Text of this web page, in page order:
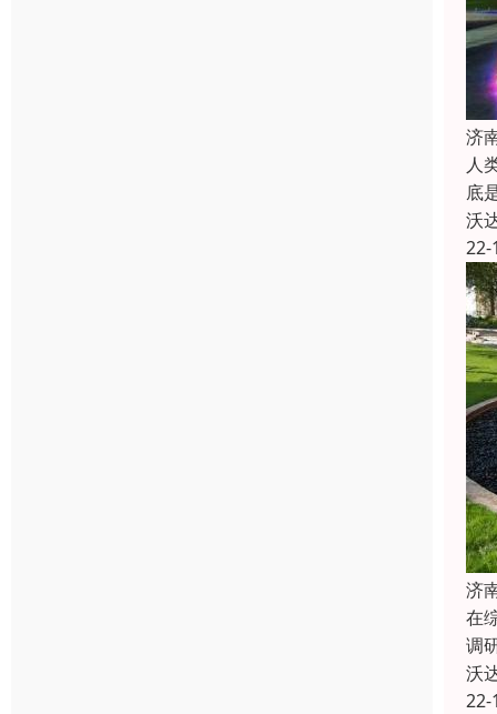
济
人
底
沃
22-
济
在
调
沃
22-